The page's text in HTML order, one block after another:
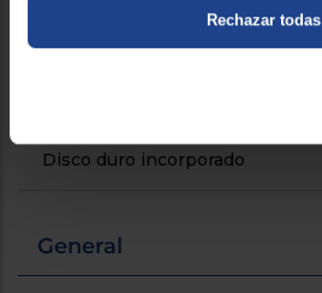
Rechazar todas
Disco duro incorporado
General